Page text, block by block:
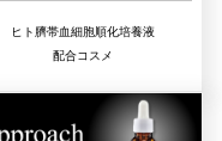
ヒト臍帯血細胞順化培養液
配合コスメ